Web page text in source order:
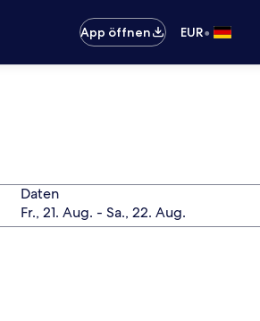
App öffnen EUR•
Daten